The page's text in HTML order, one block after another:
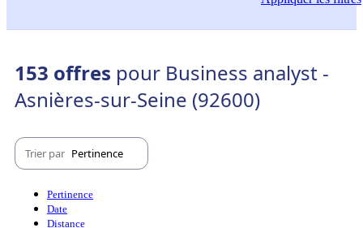
153 offres pour Business analyst -
Asnières-sur-Seine (92600)
Trier par Pertinence
Pertinence
Date
Distance